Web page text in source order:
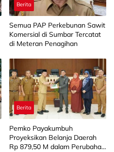
Berita
Semua PAP Perkebunan Sawit
Komersial di Sumbar Tercatat
di Meteran Penagihan
Berita
Pemko Payakumbuh
Proyeksikan Belanja Daerah
Rp 879,50 M dalam Perubahan